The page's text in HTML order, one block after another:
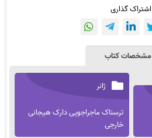
اشتراک گذاری
مشخصات کتاب
ژانر
ترسناک ماجراجویی دارک هیجانی
خارجی